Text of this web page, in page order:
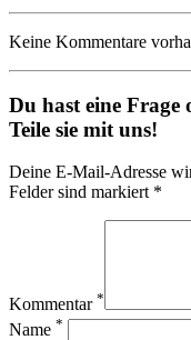
Keine Kommentare
Du hast eine
Teile sie mit uns!
Deine E-Mail-Adresse
Felder sind markiert *
Kommentar *
Name *